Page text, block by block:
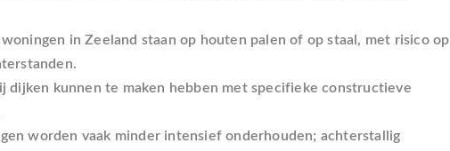
in Zeeland staan op houten palen of op staal, met risico op
dijken kunnen te maken hebben met specifieke constructieve
worden vaak minder intensief onderhouden; achterstallig